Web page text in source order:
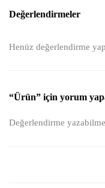
Değerlendirmeler
Henüz değerlendirme
“Ürün” için yorum
Değerlendirme